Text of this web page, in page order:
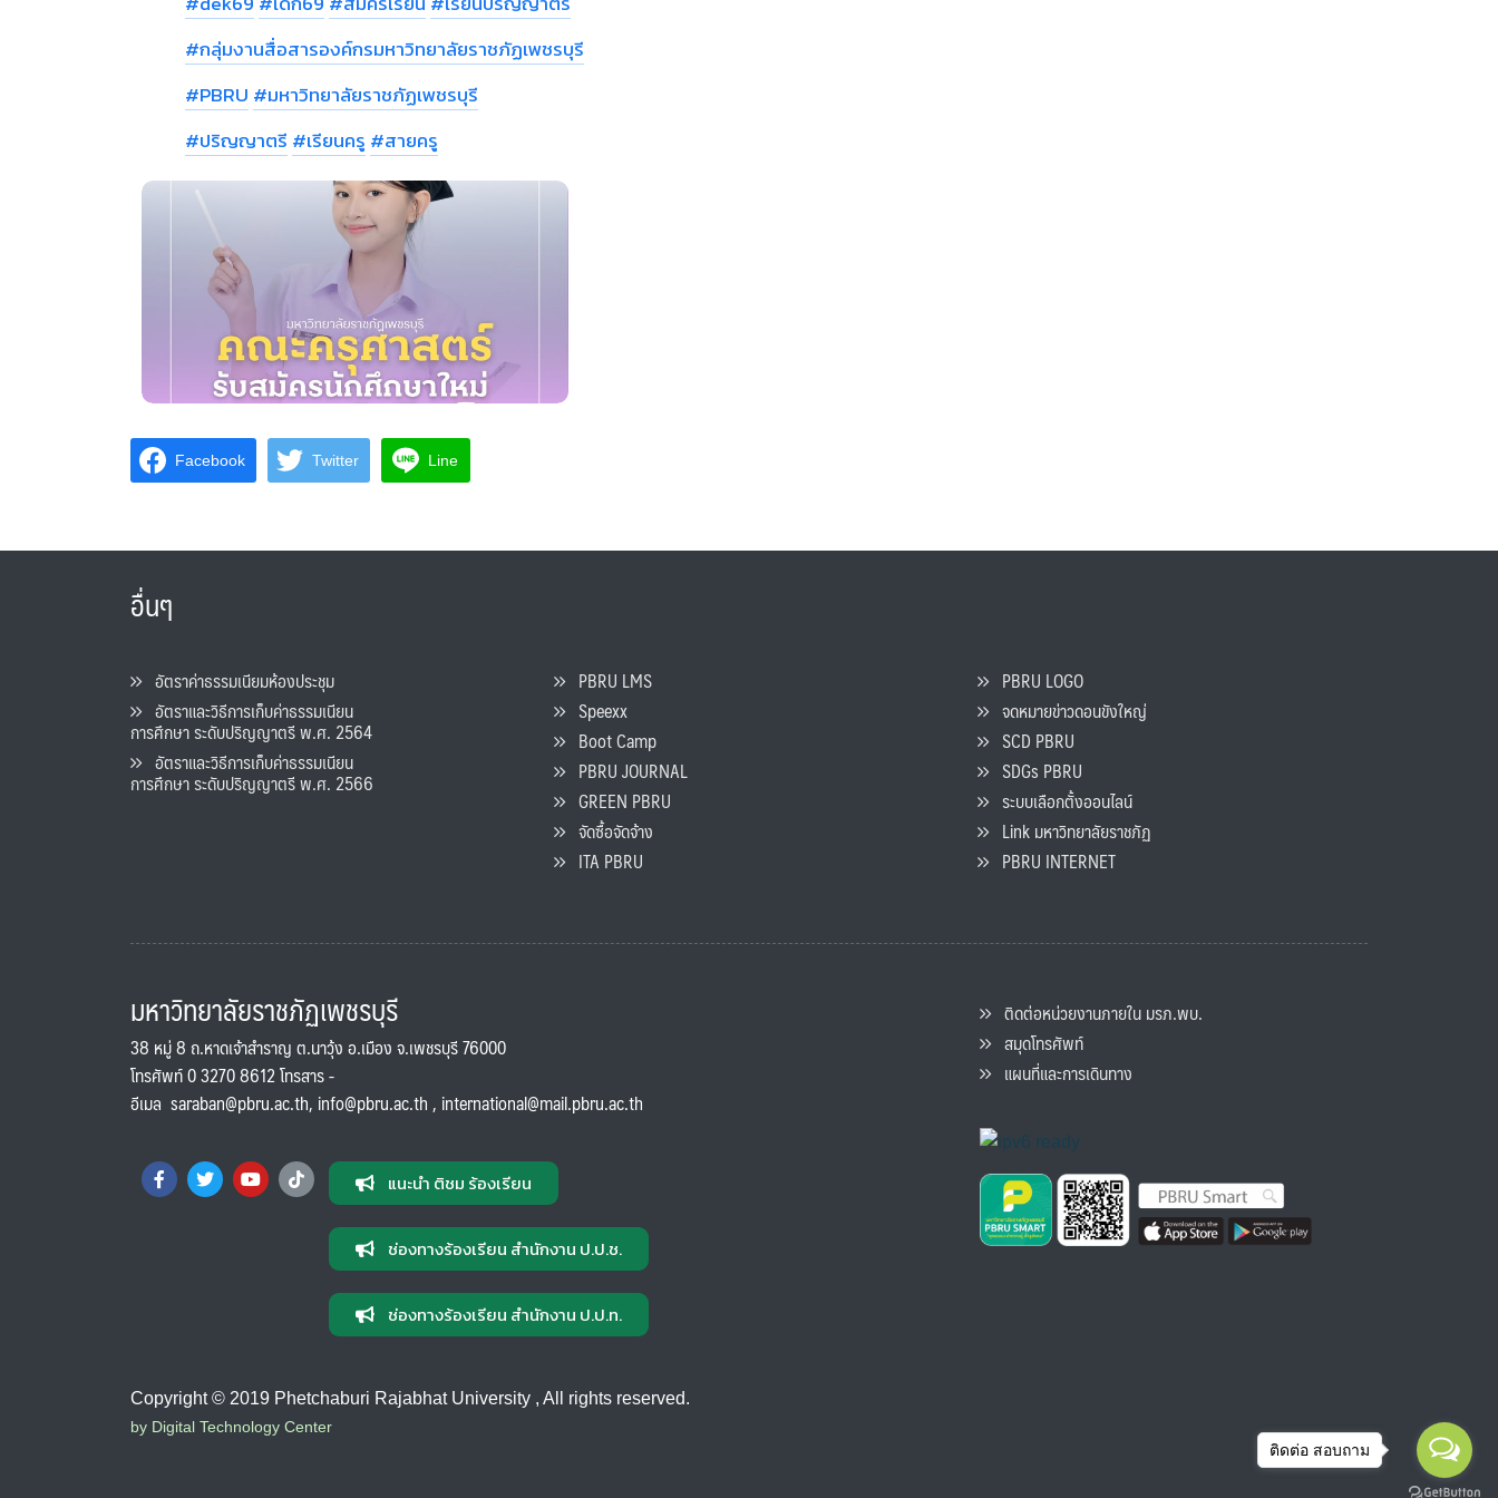
#กลุ่มงานสื่อสารองค์กรมหาวิทยาลัยราชภัฏเพชรบุรี
#PBRU #มหาวิทยาลัยราชภัฏเพชรบุรี
#ปริญญาตรี #เรียนครู #สายครู
Facebook Twitter Line
อื่นๆ
อัตราค่าธรรมเนียมห้องประชุม
อัตราและวิธีการเก็บค่าธรรมเนียน
การศึกษา ระดับปริญญาตรี พ.ศ. 2564
อัตราและวิธีการเก็บค่าธรรมเนียน
การศึกษา ระดับปริญญาตรี พ.ศ. 2566
PBRU LMS
Speexx
Boot Camp
PBRU JOURNAL
GREEN PBRU
จัดซื้อจัดจ้าง
ITA PBRU
PBRU LOGO
จดหมายข่าวดอนขังใหญ่
SCD PBRU
SDGs PBRU
ระบบเลือกตั้งออนไลน์
Link มหาวิทยาลัยราชภัฏ
PBRU INTERNET
มหาวิทยาลัยราชภัฏเพชรบุรี
38 หมู่ 8 ถ.หาดเจ้าสำราญ ต.นาวุ้ง อ.เมือง จ.เพชรบุรี 76000
โทรศัพท์ 0 3270 8612 โทรสาร -
อีเมล saraban@pbru.ac.th, info@pbru.ac.th, international@mail.pbru.ac.th
แนะนำ ติชม ร้องเรียน
ช่องทางร้องเรียน สำนักงาน ป.ป.ช.
ช่องทางร้องเรียน สำนักงาน ป.ป.ท.
Copyright © 2019 Phetchaburi Rajabhat University , All rights reserved.
by Digital Technology Center
ติดต่อหน่วยงานภายใน มรภ.พบ.
สมุดโทรศัพท์
แผนที่และการเดินทาง
ติดต่อ สอบถาม